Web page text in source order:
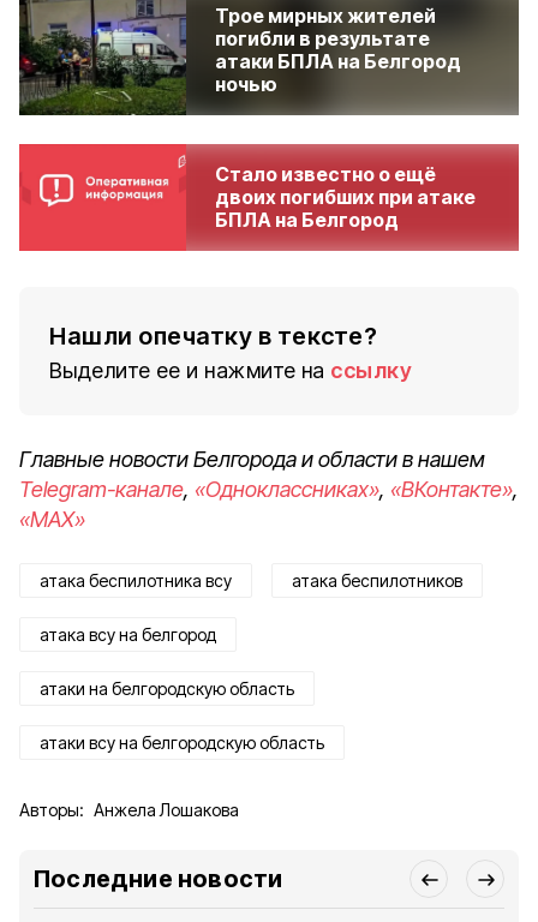
Трое мирных жителей
погибли в результате
атаки БПЛА на Белгород
ночью
Стало известно о ещё
двоих погибших при атаке
БПЛА на Белгород
Нашли опечатку в тексте?
Выделите ее и нажмите на ссылку
Главные новости Белгорода и области в нашем
Telegram-канале, «Одноклассниках», «ВКонтакте»,
«MAX»
атака беспилотника всу атака беспилотников
атака всу на белгород
атаки на белгородскую область
атаки всу на белгородскую область
Авторы: Анжела Лошакова
Последние новости